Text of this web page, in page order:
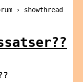
› showthread